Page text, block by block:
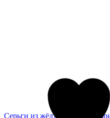
Серьги из жёлтого золота с